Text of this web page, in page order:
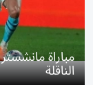
مباراة
الناقلة